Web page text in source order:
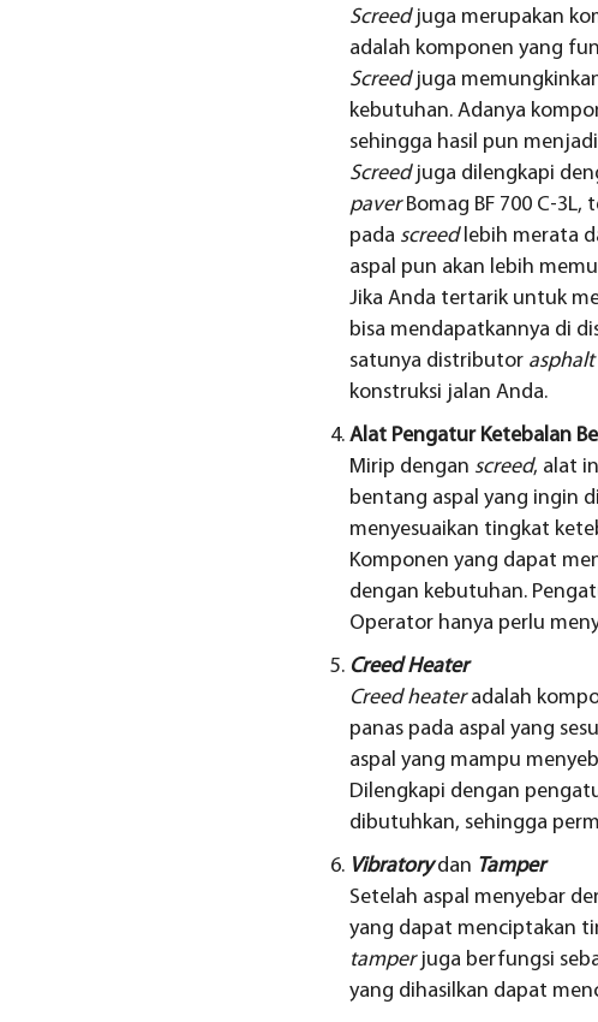
Screedjuga merupakan
adalah komponen yang
Screedjuga
kebutuhan. Adanya
sehingga hasil pun
Screedjuga dilengkapi
paverBomag BF 700 C-
pada screedlebih merata
aspal pun akan lebih
Jika Anda tertarik untuk
bisa mendapatkannya di
satunya distributor
konstruksi jalan Anda.
Alat Pengatur Ketebalan
Mirip dengan screed, alat
bentang aspal yang ingin
menyesuaikan tingkat
Komponen yang dapat
dengan kebutuhan.
Operator hanya perlu
Creed Heater
Creed heateradalah
panas pada aspal yang
aspal yang mampu
Dilengkapi dengan
dibutuhkan, sehingga
Vibratorydan Tamper
Setelah aspal menyebar
yang dapat menciptakan
tamperjuga berfungsi
yang dihasilkan dapat